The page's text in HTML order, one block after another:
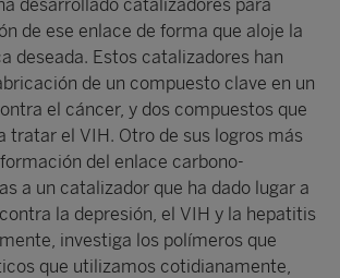
desarrollado catalizadores para
de ese enlace de forma que aloje la
deseada. Estos catalizadores han
de un compuesto clave en un
el cáncer, y dos compuestos que
tratar el VIH. Otro de sus logros más
del enlace carbono-
a un catalizador que ha dado lugar a
la depresión, el VIH y la hepatitis
investiga los polímeros que
que utilizamos cotidianamente,